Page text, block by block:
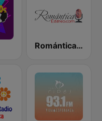
Romántica Estéreo